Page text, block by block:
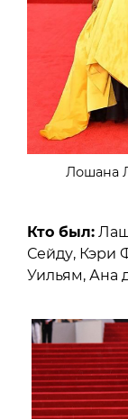
Лошана
Кто был:
Сейду, Кэри
Уильям, Ана